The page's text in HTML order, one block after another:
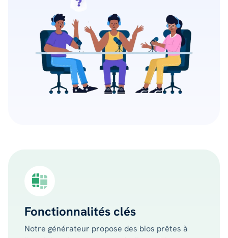
Fonctionnalités clés
Notre générateur propose des bios prêtes à